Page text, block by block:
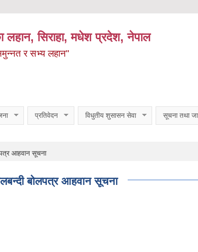
लहान, सिराहा, मधेश प्रदेश, नेपाल
र सभ्य लहान"
प्रतिवेदन विधुतीय शुसासन सेवा सूचना तथा
आहवान सूचना
बोलपत्र आहवान सूचना